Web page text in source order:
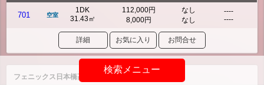
701 空室
1DK
31.43㎡
112,000円
8,000円
なし
なし
----
----
詳細 お気に入り お問合せ
フェニックス日本橋高津 掲載数19部屋
検索メニュー